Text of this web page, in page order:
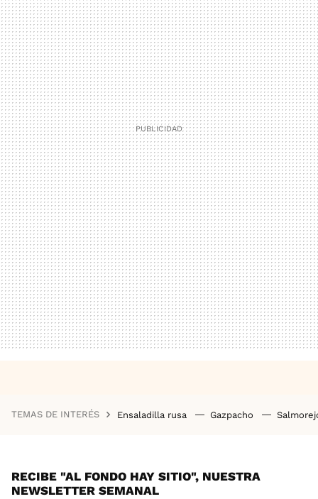
TEMAS DE INTERÉS Ensaladilla rusa Gazpacho
RECIBE "AL FONDO HAY SITIO", NUESTRA
NEWSLETTER SEMANAL